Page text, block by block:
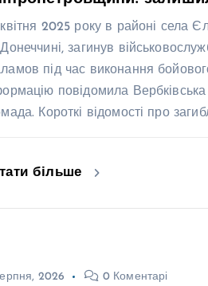
2025 року в районі села
загинув
під час виконання
повідомила Вербківська
Короткі відомості про
більше
2026 0 Коментарі